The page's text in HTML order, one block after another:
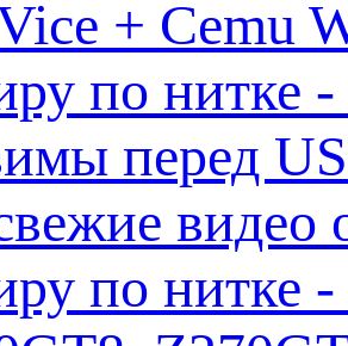
+ Cemu
по нитке
перед
по нитке -